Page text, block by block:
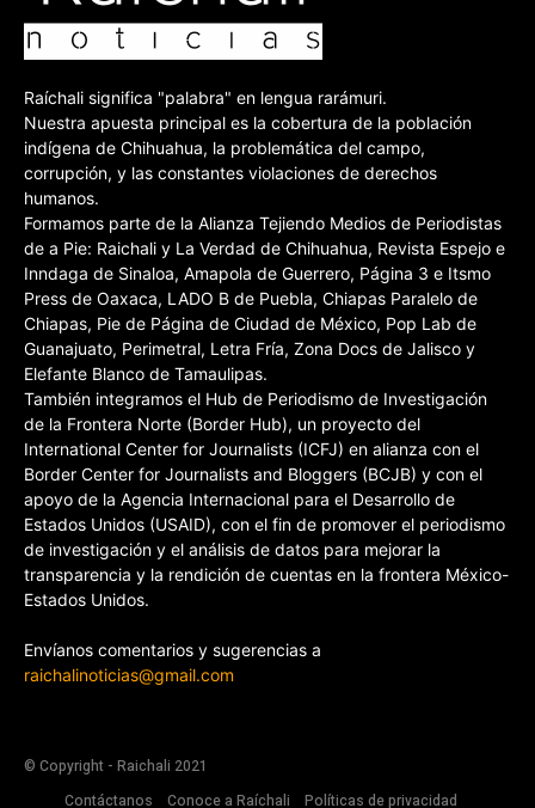
Raíchali significa "palabra" en lengua rarámuri.
Nuestra apuesta principal es la cobertura de la población
indígena de Chihuahua, la problemática del campo,
corrupción, y las constantes violaciones de derechos
humanos.
Formamos parte de la Alianza Tejiendo Medios de Periodistas
de a Pie: Raichali y La Verdad de Chihuahua, Revista Espejo e
Inndaga de Sinaloa, Amapola de Guerrero, Página 3 e Itsmo
Press de Oaxaca, LADO B de Puebla, Chiapas Paralelo de
Chiapas, Pie de Página de Ciudad de México, Pop Lab de
Guanajuato, Perimetral, Letra Fría, Zona Docs de Jalisco y
Elefante Blanco de Tamaulipas.
También integramos el Hub de Periodismo de Investigación
de la Frontera Norte (Border Hub), un proyecto del
International Center for Journalists (ICFJ) en alianza con el
Border Center for Journalists and Bloggers (BCJB) y con el
apoyo de la Agencia Internacional para el Desarrollo de
Estados Unidos (USAID), con el fin de promover el periodismo
de investigación y el análisis de datos para mejorar la
transparencia y la rendición de cuentas en la frontera México-
Estados Unidos.
Envíanos comentarios y sugerencias a
raichalinoticias@gmail.com
© Copyright - Raichali 2021
Contáctanos
Conoce a Raíchali Políticas de privacidad